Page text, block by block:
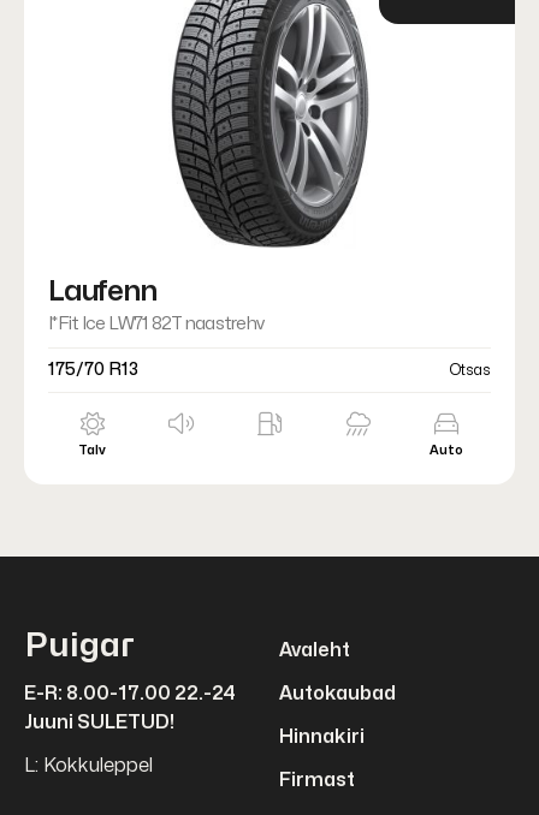
Laufenn
I*Fit Ice LW71 82T naastrehv
175/70 R13 Otsas
Talv Auto
Puigar
E-R: 8.00-17.00 22.-24
Juuni SULETUD!
L: Kokkuleppel
Avaleht
Autokaubad
Hinnakiri
Firmast